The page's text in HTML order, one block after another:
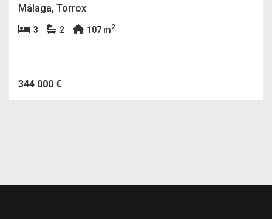
Málaga, Torrox
3 2 107 m2
344 000 €